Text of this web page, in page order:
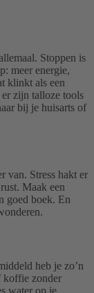
Stoppen is
meer energie,
klinkt als een
zijn talloze tools
bij je huisarts of
van. Stress hakt er
Maak een
goed boek. En
heb je zo’n
koffie zonder